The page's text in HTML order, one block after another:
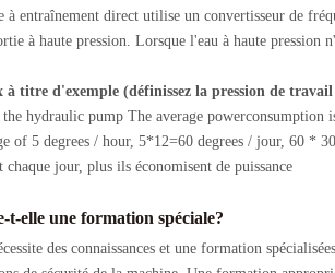
entraînement direct utilise un convertisseur de
à haute pression. Lorsque l'eau à haute
titre d'exemple (définissez la pression de travail
hydraulic pump The average
of 5 degrees / hour, 5*12=60 degrees / jour, 60 *
jour, plus ils économisent de puissance
t-elle une formation spéciale?
des connaissances et une formation